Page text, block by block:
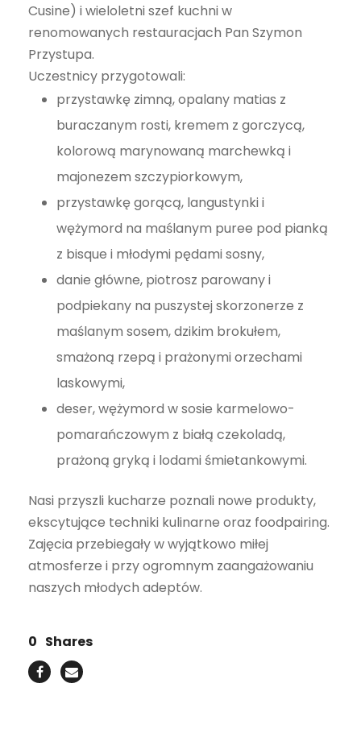
Cusine) i wieloletni szef kuchni w
renomowanych restauracjach Pan Szymon
Przystupa.
Uczestnicy przygotowali:
przystawkę zimną, opalany matias z
buraczanym rosti, kremem z gorczycą,
kolorową marynowaną marchewką i
majonezem szczypiorkowym,
przystawkę gorącą, langustynki i
wężymord na maślanym puree pod pianką
z bisque i młodymi pędami sosny,
danie główne, piotrosz parowany i
podpiekany na puszystej skorzonerze z
maślanym sosem, dzikim brokułem,
smażoną rzepą i prażonymi orzechami
laskowymi,
deser, wężymord w sosie karmelowo-
pomarańczowym z białą czekoladą,
prażoną gryką i lodami śmietankowymi.
Nasi przyszli kucharze poznali nowe produkty,
ekscytujące techniki kulinarne oraz foodpairing.
Zajęcia przebiegały w wyjątkowo miłej
atmosferze i przy ogromnym zaangażowaniu
naszych młodych adeptów.
0 Shares